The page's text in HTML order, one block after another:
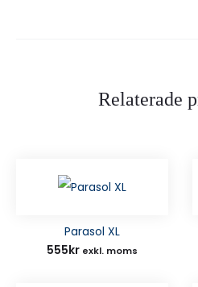
Relaterade
Parasol XL
555kr exkl. moms